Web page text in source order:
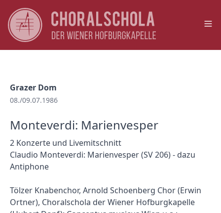
Grazer Dom
08./09.07.1986
Monteverdi: Marienvesper
2 Konzerte und Livemitschnitt
Claudio Monteverdi: Marienvesper (SV 206) - dazu
Antiphone
Tölzer Knabenchor, Arnold Schoenberg Chor (Erwin
Ortner), Choralschola der Wiener Hofburgkapelle